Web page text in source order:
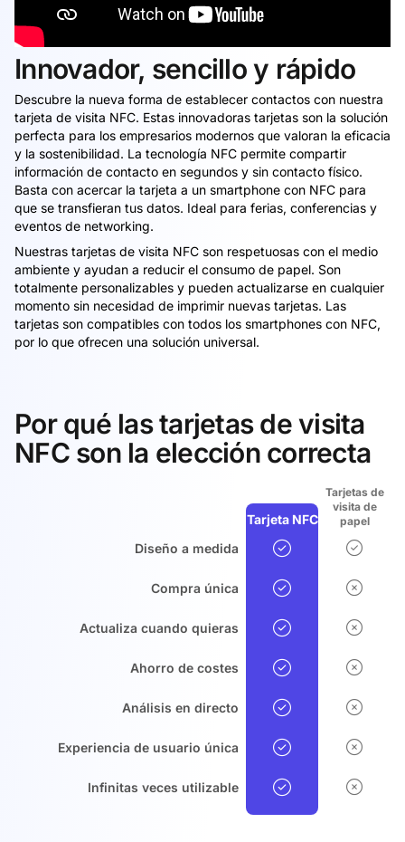
Innovador, sencillo y rápido
Descubre la nueva forma de establecer contactos con nuestra
tarjeta de visita NFC. Estas innovadoras tarjetas son la solución
perfecta para los empresarios modernos que valoran la eficacia
y la sostenibilidad. La tecnología NFC permite compartir
información de contacto en segundos y sin contacto físico.
Basta con acercar la tarjeta a un smartphone con NFC para
que se transfieran tus datos. Ideal para ferias, conferencias y
eventos de networking.
Nuestras tarjetas de visita NFC son respetuosas con el medio
ambiente y ayudan a reducir el consumo de papel. Son
totalmente personalizables y pueden actualizarse en cualquier
momento sin necesidad de imprimir nuevas tarjetas. Las
tarjetas son compatibles con todos los smartphones con NFC,
por lo que ofrecen una solución universal.
Por qué las tarjetas de visita
NFC son la elección correcta
Tarjeta NFC
Tarjetas de
visita de
papel
Diseño a medida
Compra única
Actualiza cuando quieras
Ahorro de costes
Análisis en directo
Experiencia de usuario única
Infinitas veces utilizable